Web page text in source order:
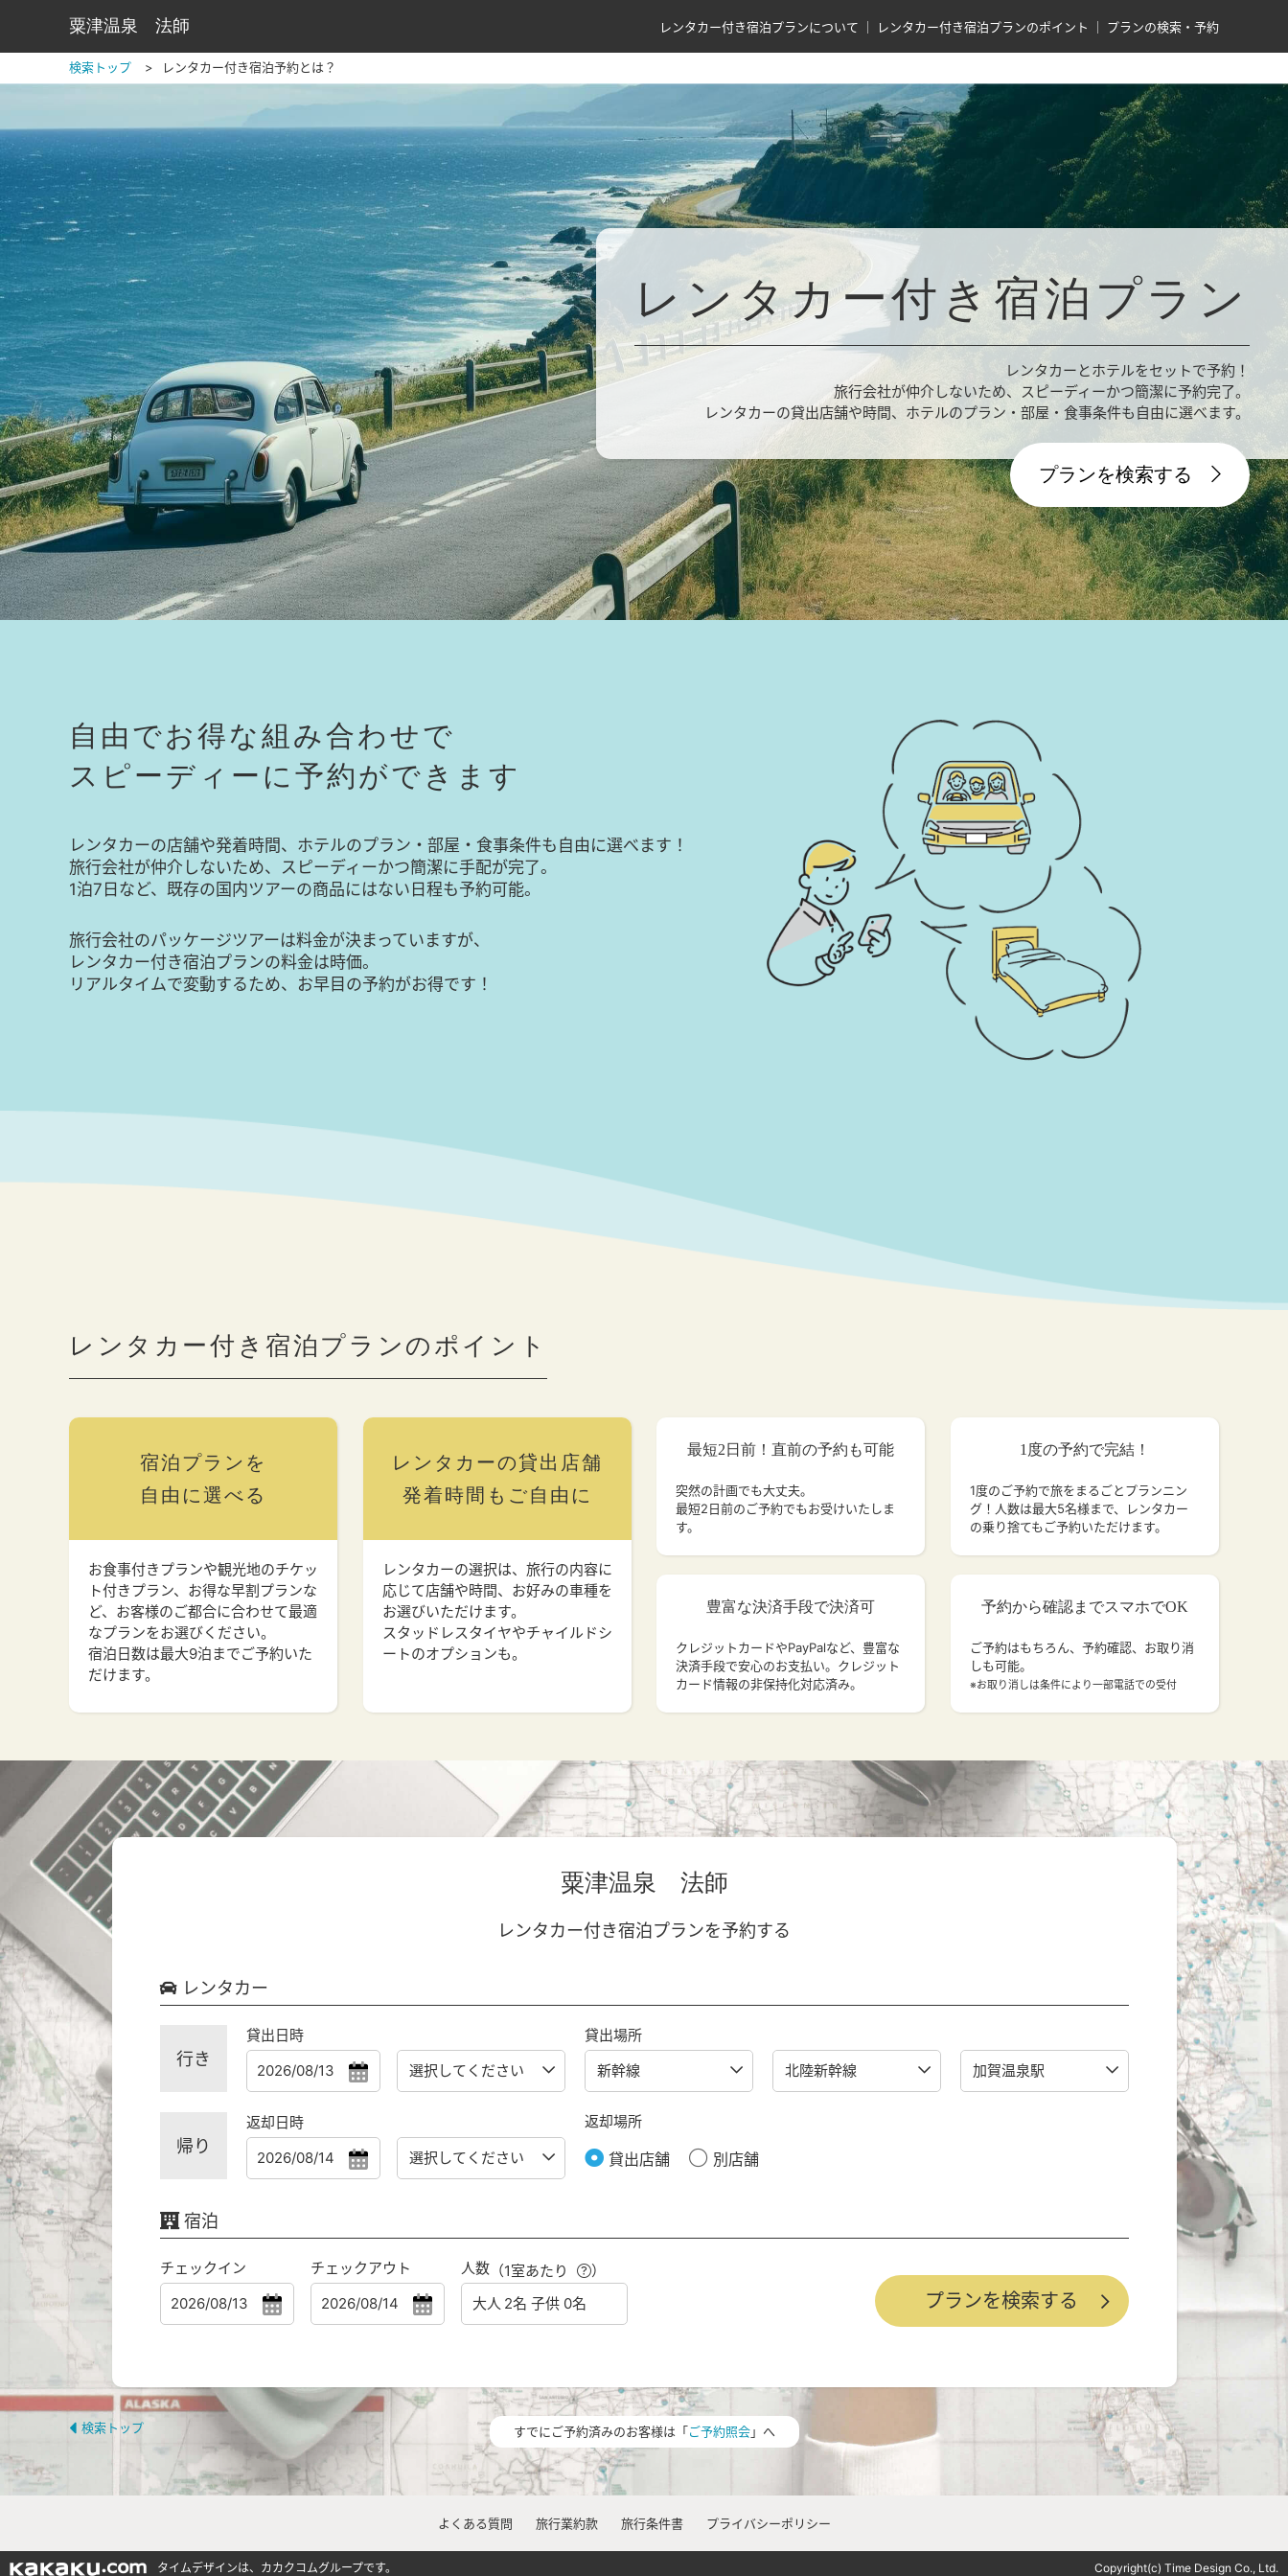
粟津温泉 法師 レンタカー付き宿泊プランについて レンタカー付き宿泊プランのポイント プランの検索・予約
検索トップ レンタカー付き宿泊予約とは？
レンタカー付き宿泊プラン
レンタカーとホテルをセットで予約！
旅行会社が仲介しないため、スピーディーかつ簡潔に予約完了。
レンタカーの貸出店舗や時間、ホテルのプラン・部屋・食事条件も自由に選べます。
プランを検索する
自由でお得な組み合わせで
スピーディーに予約ができます
レンタカーの店舗や発着時間、ホテルのプラン・部屋・食事条件も自由に選べます！
旅行会社が仲介しないため、スピーディーかつ簡潔に手配が完了。
1泊7日など、既存の国内ツアーの商品にはない日程も予約可能。
旅行会社のパッケージツアーは料金が決まっていますが、
レンタカー付き宿泊プランの料金は時価。
リアルタイムで変動するため、お早目の予約がお得です！
レンタカー付き宿泊プランのポイント
宿泊プランを
自由に選べる
お食事付きプランや観光地のチケッ
ト付きプラン、お得な早割プランな
ど、お客様のご都合に合わせて最適
なプランをお選びください。
宿泊日数は最大9泊までご予約いた
だけます。
レンタカーの貸出店舗
発着時間もご自由に
レンタカーの選択は、旅行の内容に
応じて店舗や時間、お好みの車種を
お選びいただけます。
スタッドレスタイヤやチャイルドシ
ートのオプションも。
最短2日前！直前の予約も可能
突然の計画でも大丈夫。
最短2日前のご予約でもお受けいたしま
す。
豊富な決済手段で決済可
クレジットカードやPayPalなど、豊富な
決済手段で安心のお支払い。クレジット
カード情報の非保持化対応済み。
1度の予約で完結！
1度のご予約で旅をまるごとプランニン
グ！人数は最大5名様まで、レンタカー
の乗り捨てもご予約いただけます。
予約から確認までスマホでOK
ご予約はもちろん、予約確認、お取り消
しも可能。
※お取り消しは条件により一部電話での受付
粟津温泉 法師
レンタカー付き宿泊プランを予約する
レンタカー
行き
貸出日時 貸出場所
帰り
返却日時 返却場所
貸出店舗 別店舗
宿泊
チェックイン チェックアウト 人数（1室あたり ）
検索トップ すでにご予約済みのお客様は「ご予約照会」へ
よくある質問 旅行業約款 旅行条件書 プライバシーポリシー
タイムデザインは、カカクコムグループです。 Copyright(c) Time Design Co., Ltd.